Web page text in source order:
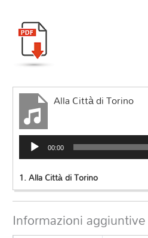
Alla Città di Torino
Audio
Player 00:00
1.Alla Città di Torino
Informazioni aggiuntive